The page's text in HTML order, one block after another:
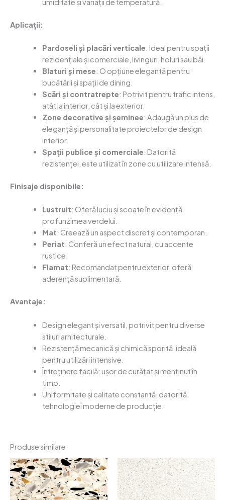
umiditate și variații de temperatură.
Aplicații:
Pardoseli și placări verticale: Ideal pentru spații
rezidențiale și comerciale, livinguri, holuri sau băi.
Blaturi și mese: O opțiune elegantă pentru
bucătării și spații de dining.
Scări și contratrepte: Potrivit pentru trafic intens,
atât la interior, cât și la exterior.
Zone decorative și șeminee: Adaugă un plus de
eleganță și personalitate proiectelor de design
interior.
Spații publice și comerciale: Datorită
rezistenței, este utilizat în zone cu utilizare intensă.
Finisaje disponibile:
Lustruit: Oferă luciu și scoate în evidență
profunzimea verdelui.
Mat: Creează un aspect discret și contemporan.
Periat: Conferă un efect natural, cu accente
rustice.
Flamat: Recomandat pentru exterior, oferă
aderență suplimentară.
Avantaje:
Design elegant și versatil, potrivit pentru diverse
stiluri arhitecturale.
Rezistență mecanică și chimică sporită, ideală
pentru utilizări intensive.
Întreținere facilă: ușor de curățat și menținut în
timp.
Uniformitate și calitate constantă, datorită
tehnologiei moderne de producție.
Produse similare